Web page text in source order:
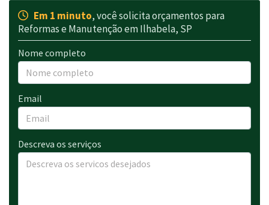
Em 1 minuto, você solicita orçamentos para
Reformas e Manutenção em Ilhabela, SP
Nome completo
Email
Descreva os serviços